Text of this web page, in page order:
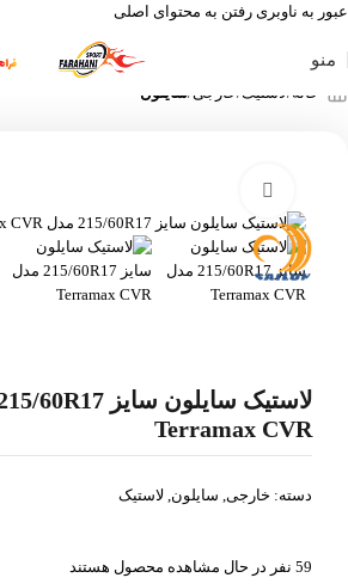
عبور به ناوبری رفتن به محتوای اصلی
منو
خانه لاستیک خارجی سایلون
Terramax CVR
دسته: خارجی, سایلون, لاستیک
59 نفر در حال مشاهده محصول هستند